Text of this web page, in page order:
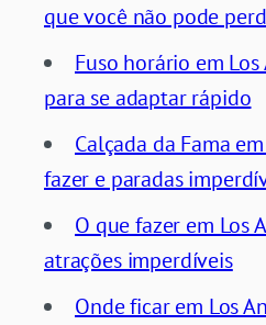
que você não pode
Fuso horário em
para se adaptar rápido
Calçada da Fama
fazer e paradas
O que fazer em Los
atrações imperdíveis
Onde ficar em Los